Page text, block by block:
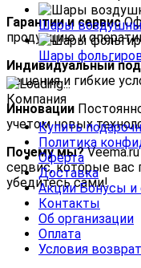
Гарантии и сервис
продукцию и
Индивидуальный
решения и гибкие
Инновации
учетом новых
Почему мы?
сервис, которые вас
убедитесь сами!
Шары
Шары
Компания
Купить
Политика
Оферта
Доставка
Акции Бонусы и
Контакты
Об организации
Оплата
Условия